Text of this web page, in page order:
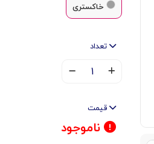
خاکستری
تعداد
۱
قیمت
ناموجود